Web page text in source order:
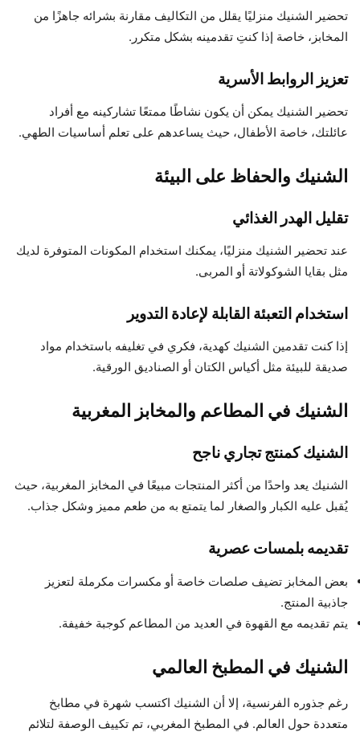
تحضير الشنيك منزليًا يقلل من التكاليف مقارنة بشرائه جاهزًا من
المخابز، خاصة إذا كنتِ تقدمينه بشكل متكرر.
تعزيز الروابط الأسرية
تحضير الشنيك يمكن أن يكون نشاطًا ممتعًا تشاركينه مع أفراد
عائلتك، خاصة الأطفال، حيث يساعدهم على تعلم أساسيات الطهي.
الشنيك والحفاظ على البيئة
تقليل الهدر الغذائي
عند تحضير الشنيك منزليًا، يمكنك استخدام المكونات المتوفرة لديك
مثل بقايا الشوكولاتة أو المربى.
استخدام التعبئة القابلة لإعادة التدوير
إذا كنت تقدمين الشنيك كهدية، فكري في تغليفه باستخدام مواد
صديقة للبيئة مثل أكياس الكتان أو الصناديق الورقية.
الشنيك في المطاعم والمخابز المغربية
الشنيك كمنتج تجاري ناجح
الشنيك يعد واحدًا من أكثر المنتجات مبيعًا في المخابز المغربية، حيث
يُقبل عليه الكبار والصغار لما يتمتع به من طعم مميز وشكل جذاب.
تقديمه بلمسات عصرية
بعض المخابز تضيف صلصات خاصة أو مكسرات مكرملة لتعزيز
جاذبية المنتج.
يتم تقديمه مع القهوة في العديد من المطاعم كوجبة خفيفة.
الشنيك في المطبخ العالمي
رغم جذوره الفرنسية، إلا أن الشنيك اكتسب شهرة في مطابخ
متعددة حول العالم. في المطبخ المغربي، تم تكييف الوصفة لتلائم